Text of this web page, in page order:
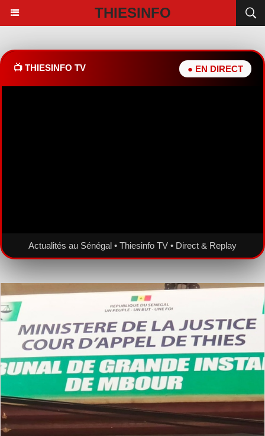
THIESINFO
📺 THIESINFO TV ● EN DIRECT
Actualités au Sénégal • Thiesinfo TV • Direct & Replay